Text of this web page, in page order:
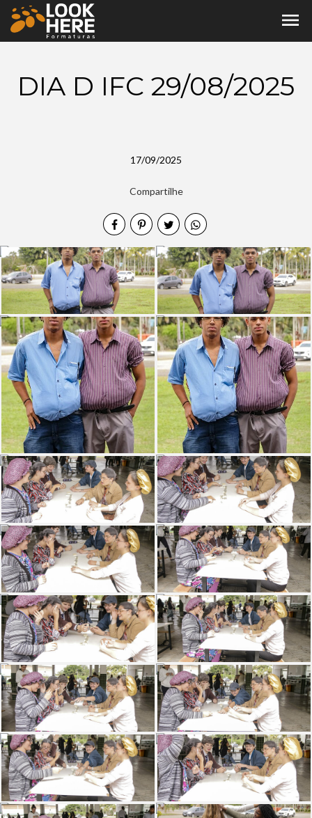
menu
DIA D IFC 29/08/2025
17/09/2025
Compartilhe